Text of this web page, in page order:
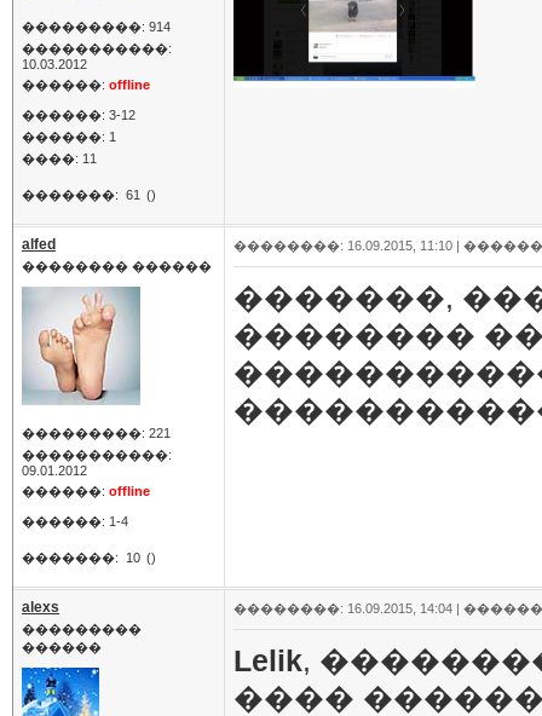
���������: 914
�����������:
10.03.2012
������: offline
������: 3-12
������: 1
����: 11
�������: 61 ()
alfed
�������� ������
���������: 221
�����������:
09.01.2012
������: offline
������: 1-4
�������: 10 ()
��������: 16.09.2015, 11:10 |
�������,
��������
alexs
���������
������
��������: 16.09.2015, 14:04 |
Lelik,
����